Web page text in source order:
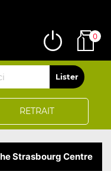
RETRAIT
0
Strasbourg Centre